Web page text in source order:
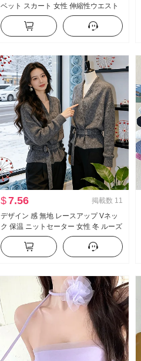
ベット スカート 女性 伸縮性ウエスト
引き出し ロープ フリル ケーキスカー
ト
$7.56 掲載数 11
デザイン 感 無地 レースアップ Vネッ
ク 保温 ニットセーター 女性 冬 ルーズ
風 ルーズフィット セーター 内 かける
底打ち トップス